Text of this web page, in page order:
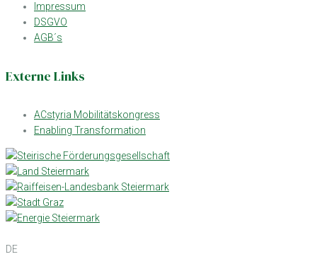
Impressum
DSGVO
AGB´s
Externe Links
ACstyria Mobilitätskongress
Enabling Transformation
DE